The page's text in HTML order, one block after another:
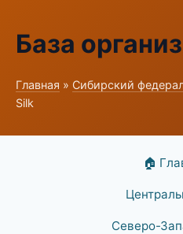
База
Главная » Сибирский
Silk
🏠
Северо-